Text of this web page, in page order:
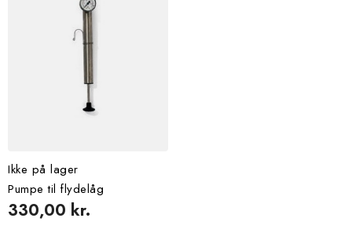
Ikke på lager
Pumpe til flydelåg
330,00 kr.